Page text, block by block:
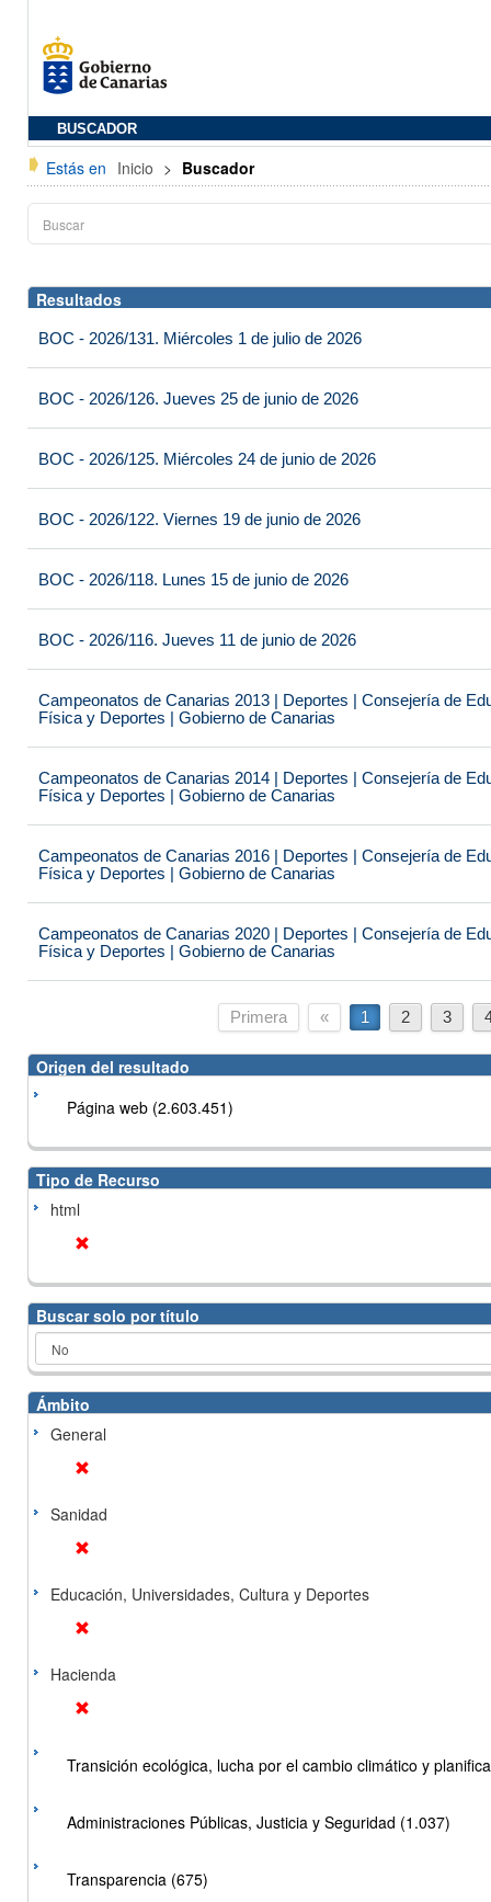
BUSCADOR
Estás en Inicio > Buscador
Resultados
BOC - 2026/131. Miércoles 1 de julio de 2026
BOC - 2026/126. Jueves 25 de junio de 2026
BOC - 2026/125. Miércoles 24 de junio de 2026
BOC - 2026/122. Viernes 19 de junio de 2026
BOC - 2026/118. Lunes 15 de junio de 2026
BOC - 2026/116. Jueves 11 de junio de 2026
Campeonatos de Canarias 2013 | Deportes | Consejería de
Física y Deportes | Gobierno de Canarias
Campeonatos de Canarias 2014 | Deportes | Consejería de
Física y Deportes | Gobierno de Canarias
Campeonatos de Canarias 2016 | Deportes | Consejería de
Física y Deportes | Gobierno de Canarias
Campeonatos de Canarias 2020 | Deportes | Consejería de
Física y Deportes | Gobierno de Canarias
Primera « 1 2 3
Origen del resultado
Página web (2.603.451)
Tipo de Recurso
html
Buscar solo por título
Ámbito
General
Sanidad
Educación, Universidades, Cultura y Deportes
Hacienda
Transición ecológica, lucha por el cambio climático y
Administraciones Públicas, Justicia y Seguridad (1.037)
Transparencia (675)